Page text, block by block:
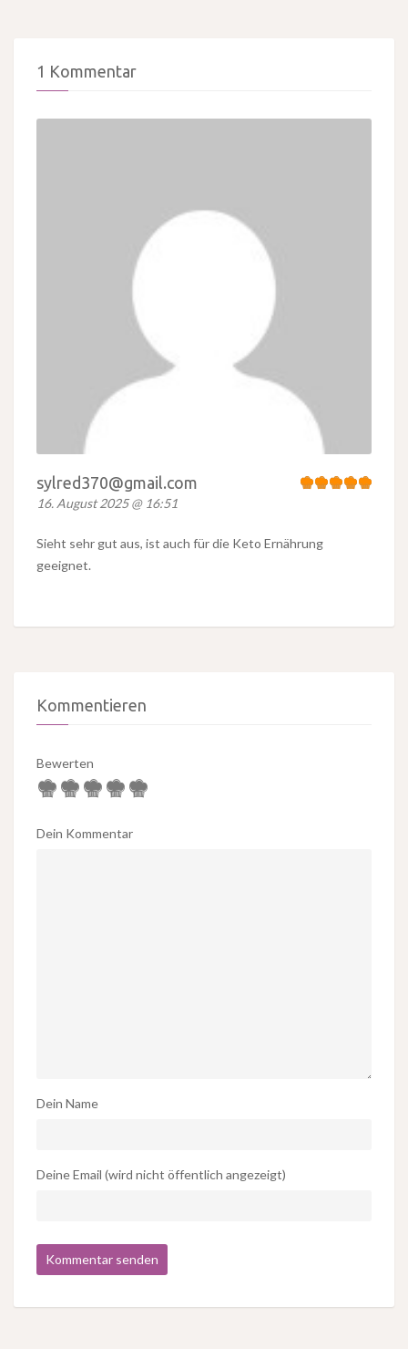
1 Kommentar
sylred370@gmail.com
16. August 2025 @ 16:51
Sieht sehr gut aus, ist auch für die Keto Ernährung
geeignet.
Kommentieren
Bewerten
Dein Kommentar
Dein Name
Deine Email (wird nicht öffentlich angezeigt)